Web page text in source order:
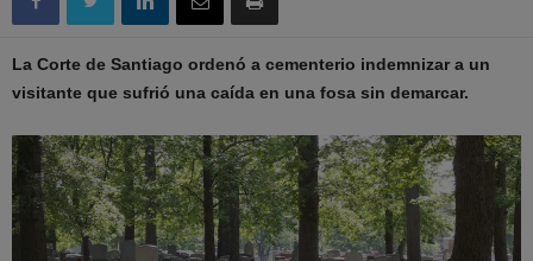
La Corte de Santiago ordenó a cementerio indemnizar a un
visitante que sufrió una caída en una fosa sin demarcar.